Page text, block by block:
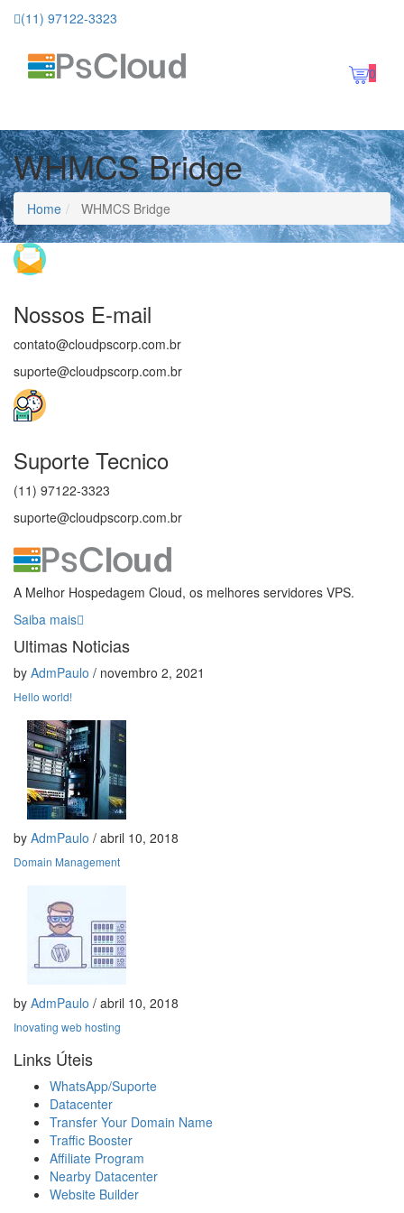
(11) 97122-3323
0
WHMCS Bridge
Home WHMCS Bridge
Nossos E-mail
contato@cloudpscorp.com.br
suporte@cloudpscorp.com.br
Suporte Tecnico
(11) 97122-3323
suporte@cloudpscorp.com.br
A Melhor Hospedagem Cloud, os melhores servidores VPS.
Saiba mais
Ultimas Noticias
by AdmPaulo / novembro 2, 2021
Hello world!
by AdmPaulo / abril 10, 2018
Domain Management
by AdmPaulo / abril 10, 2018
Inovating web hosting
Links Úteis
WhatsApp/Suporte
Datacenter
Transfer Your Domain Name
Traffic Booster
Affiliate Program
Nearby Datacenter
Website Builder